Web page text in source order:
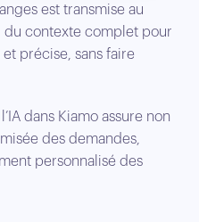
est transmise au
du contexte complet pour
précise, sans faire
dans Kiamo assure non
des demandes,
personnalisé des